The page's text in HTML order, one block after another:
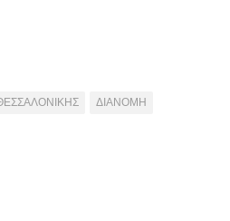
ΔΙΑΝΟΜΗ